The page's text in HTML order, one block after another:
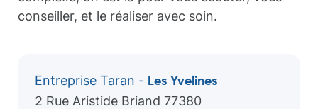
conseiller, et le réaliser avec soin.
Entreprise Taran - Les Yvelines
2 Rue Aristide Briand 77380